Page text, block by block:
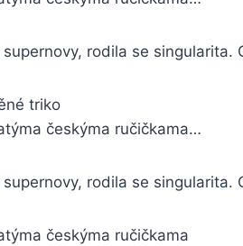
rodila se
triko
českýma ručičkama…
rodila se
českýma ručičkama